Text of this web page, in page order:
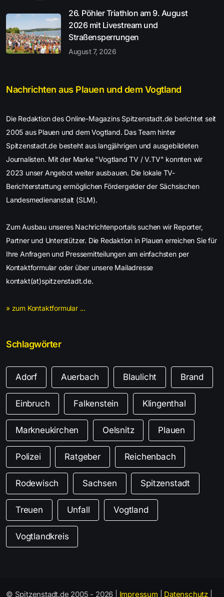
26. Pöhler Triathlon am 9. August
2026 mit Livestream und
Straßensperrungen
August 7, 2026
Nachrichten aus Plauen und dem Vogtland
Die Redaktion des Online-Magazins Spitzenstadt.de berichtet seit
2005 aus Plauen und dem Vogtland. Das Team hinter
Spitzenstadt.de besteht aus langjährigen und ausgebildeten
Journalisten. Mit der Marke "Vogtland TV / V.TV" konnten wir
2023 unser Angebot weiter ausbauen. Die lokale TV-
Berichterstattung ermöglichen Fördergelder der Sächsischen
Landesmedienanstalt (SLM).
Zum Ausbau unseres Nachrichtenportals suchen wir Reporter,
Partner und Unterstützer. Die Redaktion in Plauen erreichen Sie für
Ihre Anfragen und Pressemitteilungen am einfachsten per
Kontaktformular oder über unsere Mailadresse
kontakt(at)spitzenstadt.de.
» zum Kontaktformular ...
Schlagwörter
Adorf Auerbach Blaulicht Brand
Einbruch Falkenstein Klingenthal
Markneukirchen Oelsnitz Plauen
Polizei Ratgeber Reichenbach
Rodewisch Sachsen Spitzenstadt
Treuen Unfall Vogtland
Vogtlandkreis
© Spitzenstadt.de 2005 - 2026 | Impressum Datenschutz